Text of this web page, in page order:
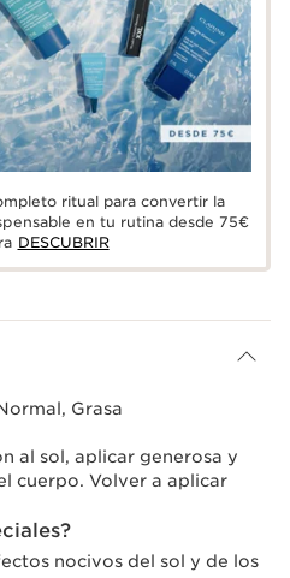
ritual para convertir la
en tu rutina desde 75€
DESCUBRIR
Grasa
al sol, aplicar generosa y
cuerpo. Volver a aplicar
nocivos del sol y de los